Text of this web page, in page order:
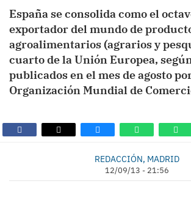
España se consolida como el
exportador del mundo de
agroalimentarios (agrarios y
cuarto de la Unión Europea,
publicados en el mes de agosto
Organización Mundial de
REDACCIÓN, MADRID
12/09/13 - 21:56